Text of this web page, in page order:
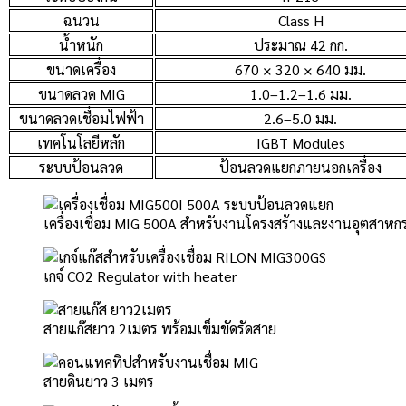
ฉนวน
Class H
น้ำหนัก
ประมาณ 42 กก.
ขนาดเครื่อง
670 × 320 × 640 มม.
ขนาดลวด MIG
1.0–1.2–1.6 มม.
ขนาดลวดเชื่อมไฟฟ้า
2.6–5.0 มม.
เทคโนโลยีหลัก
IGBT Modules
ระบบป้อนลวด
ป้อนลวดแยกภายนอกเครื่อง
เครื่องเชื่อม MIG 500A สำหรับงานโครงสร้างและงานอุตสาห
เกจ์ CO2 Regulator with heater
สายแก๊สยาว 2เมตร พร้อมเข็มขัดรัดสาย
สายดินยาว 3 เมตร